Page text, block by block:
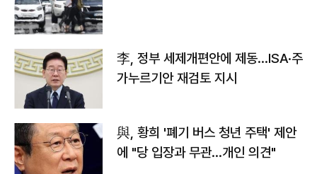
李, 정부 세제개편안에 제동…ISA·주
가누르기안 재검토 지시
與, 황희 '폐기 버스 청년 주택' 제안
에 "당 입장과 무관…개인 의견"